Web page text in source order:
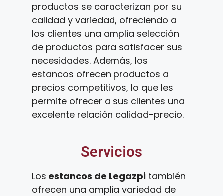
productos se caracterizan por su
calidad y variedad, ofreciendo a
los clientes una amplia selección
de productos para satisfacer sus
necesidades. Además, los
estancos ofrecen productos a
precios competitivos, lo que les
permite ofrecer a sus clientes una
excelente relación calidad-precio.
Servicios
Los estancos de Legazpi también
ofrecen una amplia variedad de